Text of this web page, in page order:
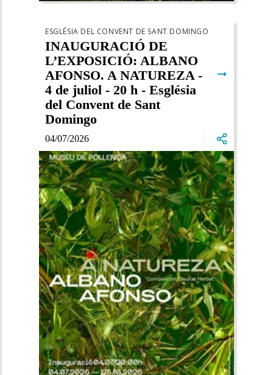
04/07/2026
ESGLÉSIA DEL CONVENT DE SANT DOMINGO
INAUGURACIÓ DE
L’EXPOSICIÓ: ALBANO
AFONSO. A NATUREZA -
4 de juliol - 20 h - Església
del Convent de Sant
Domingo
➞